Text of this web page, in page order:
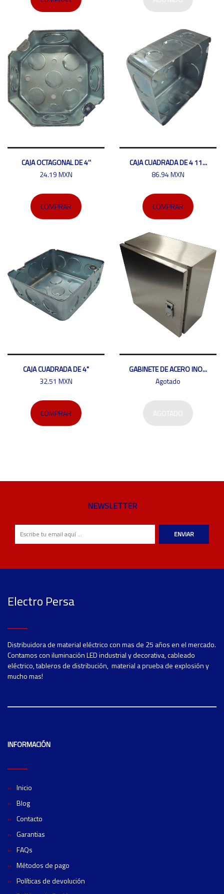
CAJA OCTAGONAL DE 4''
24.19 MXN
COMPRAR
CAJA CUADRADA DE 4 11...
86.94 MXN
COMPRAR
CAJA CUADRADA DE 4"
32.51 MXN
COMPRAR
GABINETE DE ACERO INO...
Agotado
NEWSLETTER
ENVIAR
Electro Persa
Distribuidora de material eléctrico con mas de 25 años en el mercado.
Contamos con iluminación LED industrial y decorativa, cableado
eléctrico, tableros de distribución, material a prueba de explosión y
mucho mas!
INFORMACIÓN
Inicio
Blog
Contacto
Garantias
FAQs
Métodos de pago
Políticas de devolución